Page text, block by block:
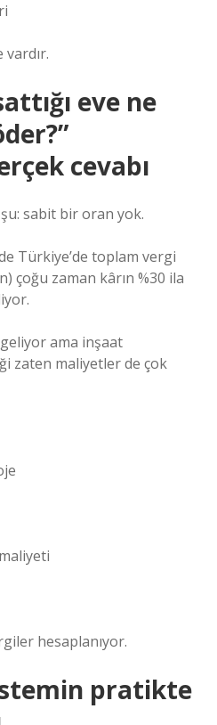
eve ne
cevabı
sabit bir oran yok.
Türkiye’de toplam vergi
çoğu zaman kârın %30 ila
ama inşaat
zaten maliyetler de çok
hesaplanıyor.
pratikte